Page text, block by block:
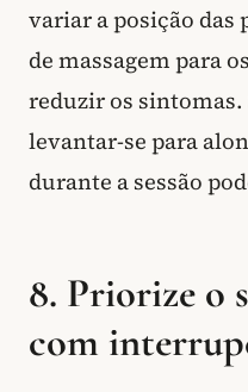
variar a posição das
de massagem para
reduzir os sintomas.
levantar-se para
durante a sessão
8. Priorize o
com